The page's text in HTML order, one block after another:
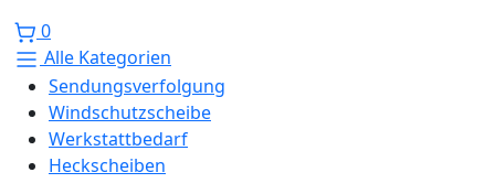
0
Alle Kategorien
Sendungsverfolgung
Windschutzscheibe
Werkstattbedarf
Heckscheiben